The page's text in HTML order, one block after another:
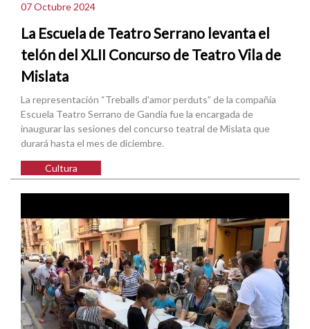
07 Octubre 2024
La Escuela de Teatro Serrano levanta el
telón del XLII Concurso de Teatro Vila de
Mislata
La representación “Treballs d'amor perduts” de la compañía
Escuela Teatro Serrano de Gandia fue la encargada de
inaugurar las sesiones del concurso teatral de Mislata que
durará hasta el mes de diciembre.
Cultura